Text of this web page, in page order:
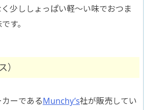
少ししょっぱい軽〜い味でおつま
す。
）
ーであるMunchy’s社が販売してい